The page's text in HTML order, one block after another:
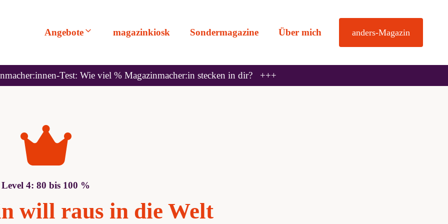
Angebote magazinkiosk Sondermagazine Über mich anders-Magazin
Test: Wie viel % Magazinmacher:in stecken in dir? +++
Level 4: 80 bis 100 %
will raus in die Welt